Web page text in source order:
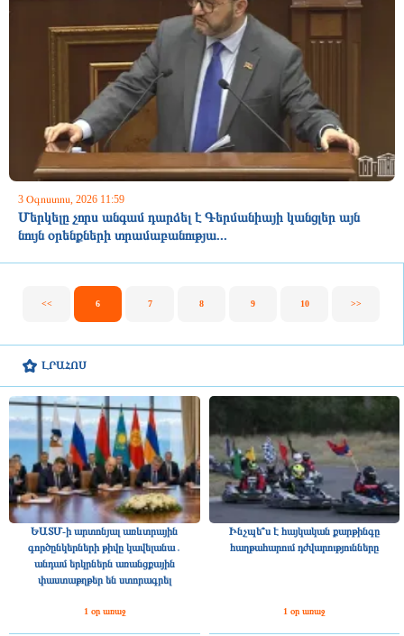
ԼՐԱՀՈՍ
ԵԱՏՄ-ի արտոնյալ առևտրային
գործընկերների թիվը կավելանա․
անդամ երկրներն առանցքային
փաստաթղթեր են ստորագրել
1 օր առաջ
Ինչպե՞ս է հայկական քարթինգը
հաղթահարում դժվարությունները
1 օր առաջ
3 Օգոստոս, 2026 11:59
Մերկելը չորս անգամ դարձել է Գերմանիայի կանցլեր այն
նույն օրենքների տրամաբանությա...
<< 6 7 8 9 10 >>